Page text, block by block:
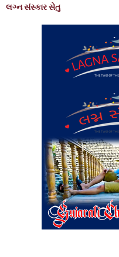
લગ્ન સંસ્કાર સેતુ